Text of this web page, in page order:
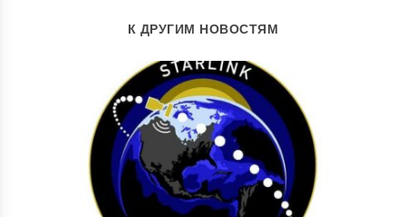
К ДРУГИМ НОВОСТЯМ